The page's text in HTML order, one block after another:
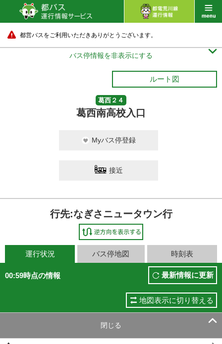
都営バスをご利用いただきありがとうございます。
バス停情報を非表示にする 
ルート図
葛西２４
葛西南高校入口
Myバス停登録
接近
行先:なぎさニュータウン行
運行状況 バス停地図 時刻表
00:59時点の情報 最新情報に更新
地図表示に切り替える
閉じる 